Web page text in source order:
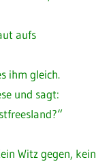
aufs
ihm gleich.
und sagt:
Witz gegen, kein